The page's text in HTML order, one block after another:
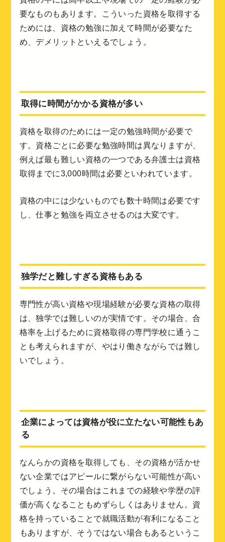
要なものもあります。こういった資格を取得する
ためには、資格の勉強に加えて時間が必要なた
め、デメリットといえるでしょう。
取得に時間がかかる資格が多い
資格を取得のためには一定の勉強時間が必要で
す。資格ごとに必要な勉強時間は異なりますが、
例えば最も難しい資格の一つである弁護士は資格
取得までに3,000時間は必要といわれています。
資格の中には少ないものでも数十時間は必要です
し、仕事と勉強を両立させるのは大変です。
独学だと難しすぎる資格もある
専門性が高い資格や現場経験が必要な資格の取得
は、独学では難しいのが実情です。その場合、合
格率を上げるために資格取得の専門学校に通うこ
とも考えられますが、やはり働きながらでは難し
いでしょう。
企業によっては資格が役に立たない可能性もあ
る
なんらかの資格を取得しても、その資格が活かせ
ない企業ではアピールに繋がらない可能性が高い
でしょう。その場合はこれまでの経験や学歴の評
価が高くなることもめずらしくはありません。資
格を持っていることで就職活動が有利になること
もありますが、そうではない場合もあるというこ